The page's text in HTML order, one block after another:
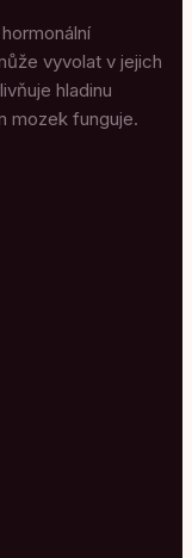
vyvolat v jejich
hladinu
mozek funguje.